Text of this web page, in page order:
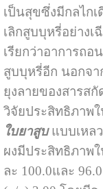
เป็นสุขซึ่งมีกลไกเ
เลิกสูบบุหรี่อย่าง
เรียกว่าอาการถ
สูบบุหรี่อีก นอกจ
ยุงลายของสารส
วิจัยประสิทธิภาพ
ใบยาสูบแบบเหล
ผงมีประสิทธิภาพ
ละ 100.0และ